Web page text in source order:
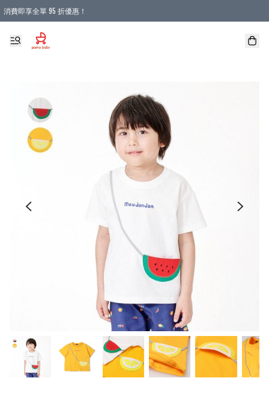
消費即享全單 95 折優惠！
購物滿 HKD 900.00即享免運費優惠！（適用於 本地送貨、本地取貨 )